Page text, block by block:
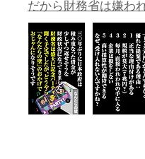
だから財務省は嫌わ